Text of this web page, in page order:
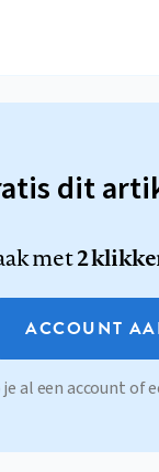
dit
met2
ACCOUNT
je al een account of